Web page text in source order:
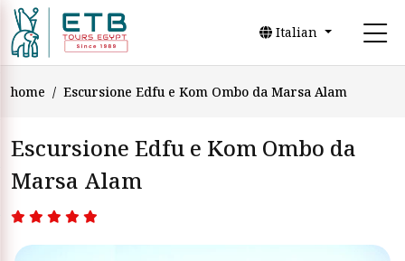
Italian
home Escursione Edfu e Kom Ombo da Marsa Alam
Escursione Edfu e Kom Ombo da
Marsa Alam